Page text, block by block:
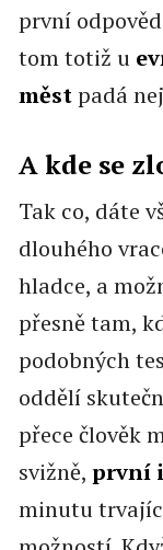
první
tom totiž u
městpadá
A kde se
Tak co, dáte
dlouhého
hladce, a
přesně tam,
podobných
oddělí
přece člověk
svižně, první
minutu